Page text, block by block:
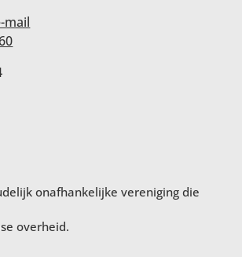
mail
onafhankelijke vereniging die
overheid.